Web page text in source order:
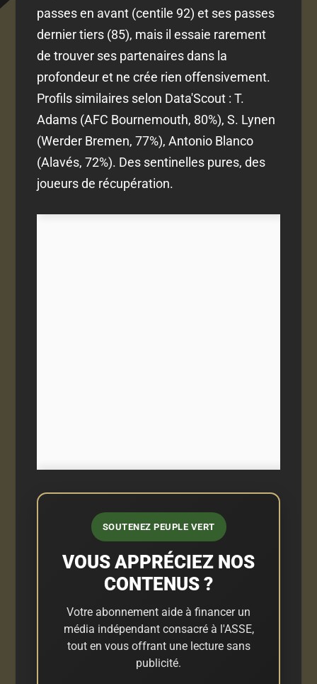
passes en avant (centile 92) et ses passes
dernier tiers (85), mais il essaie rarement
de trouver ses partenaires dans la
profondeur et ne crée rien offensivement.
Profils similaires selon Data'Scout : T.
Adams (AFC Bournemouth, 80%), S. Lynen
(Werder Bremen, 77%), Antonio Blanco
(Alavés, 72%). Des sentinelles pures, des
joueurs de récupération.
SOUTENEZ PEUPLE VERT
VOUS APPRÉCIEZ NOS
CONTENUS ?
Votre abonnement aide à financer un
média indépendant consacré à l'ASSE,
tout en vous offrant une lecture sans
publicité.